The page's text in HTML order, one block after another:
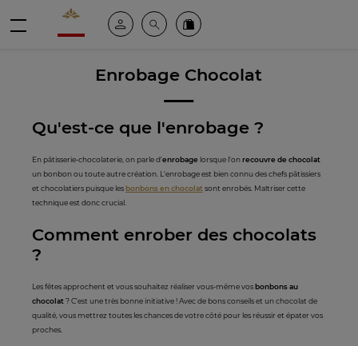
Valrhona - Imaginons le meilleur du chocolat
Espace clientRechercheCommandez en ligne
Enrobage Chocolat
Qu'est-ce que l'enrobage ?
En pâtisserie-chocolaterie, on parle d'enrobagelorsque l'onrecouvre de chocolat
un bonbon ou toute autre création. L'enrobage est bien connu des chefs pâtissiers
et chocolatiers puisque lesbonbons en chocolatsont enrobés. Maîtriser cette
technique est donc crucial.
Comment enrober des chocolats
?
Les fêtes approchent et vous souhaitez réaliser vous-même vosbonbons au
chocolat? C’est une très bonne initiative ! Avec de bons conseils et un chocolat de
qualité, vous mettrez toutes les chances de votre côté pour les réussir et épater vos
proches.